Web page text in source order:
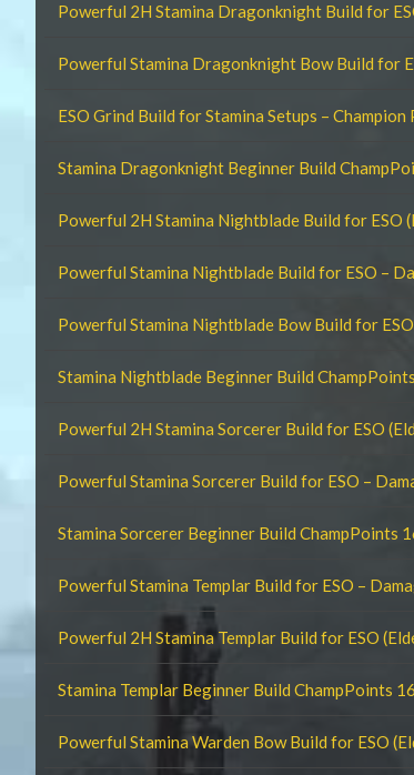
Powerful 2H Stamina Dragonknight Build for
Powerful Stamina Dragonknight Bow Build for
ESO Grind Build for Stamina Setups –
Stamina Dragonknight Beginner Build
Powerful 2H Stamina Nightblade Build for ESO
Powerful Stamina Nightblade Build for ESO –
Powerful Stamina Nightblade Bow Build for
Stamina Nightblade Beginner Build
Powerful 2H Stamina Sorcerer Build for ESO
Powerful Stamina Sorcerer Build for ESO –
Stamina Sorcerer Beginner Build ChampPoints
Powerful Stamina Templar Build for ESO –
Powerful 2H Stamina Templar Build for ESO
Stamina Templar Beginner Build ChampPoints
Powerful Stamina Warden Bow Build for ESO